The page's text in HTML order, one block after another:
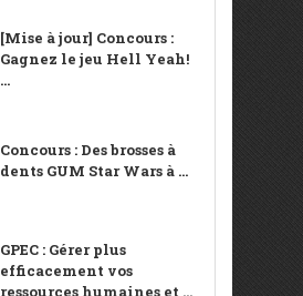
[Mise à jour] Concours :
Gagnez le jeu Hell Yeah!
...
Concours : Des brosses à
dents GUM Star Wars à ...
GPEC : Gérer plus
efficacement vos
ressources humaines et ...